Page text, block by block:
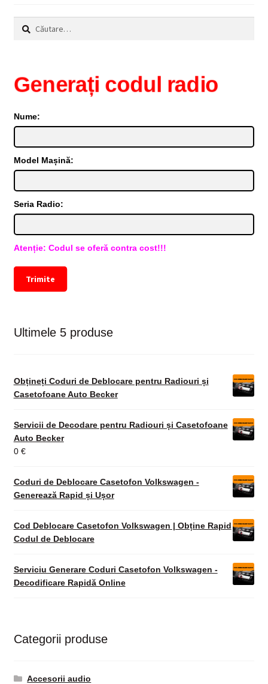
alese
Caută
după:
Generați codul radio
Nume:
Model Mașină:
Seria Radio:
Atenție: Codul se oferă contra cost!!!
Trimite
Ultimele 5 produse
Obțineți Coduri de Deblocare pentru Radiouri și
Casetofoane Auto Becker
Servicii de Decodare pentru Radiouri și Casetofoane
Auto Becker
0 €
Coduri de Deblocare Casetofon Volkswagen -
Generează Rapid și Ușor
Cod Deblocare Casetofon Volkswagen | Obține Rapid
Codul de Deblocare
Serviciu Generare Coduri Casetofon Volkswagen -
Decodificare Rapidă Online
Categorii produse
Accesorii audio